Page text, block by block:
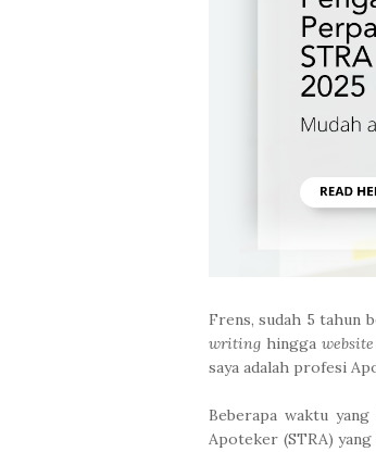
Frens, sudah 5 tahun
writing hingga
saya adalah profesi
Beberapa waktu
Apoteker (STRA)